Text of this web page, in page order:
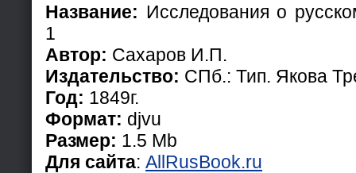
Название: Исследования о
1
Автор: Сахаров И.П.
Издательство: СПб.: Тип. Якова
Год: 1849г.
Формат: djvu
Размер: 1.5 Mb
Для сайта: AllRusBook.ru